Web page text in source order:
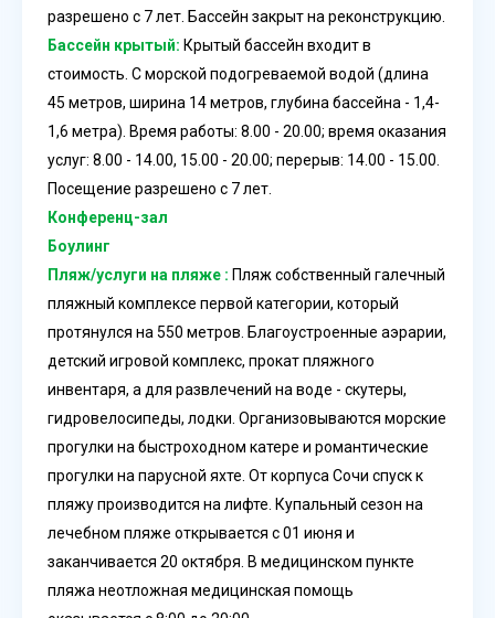
разрешено с 7 лет. Бассейн закрыт на реконструкцию.
Бассейн крытый: Крытый бассейн входит в
стоимость. С морской подогреваемой водой (длина
45 метров, ширина 14 метров, глубина бассейна - 1,4-
1,6 метра). Время работы: 8.00 - 20.00; время оказания
услуг: 8.00 - 14.00, 15.00 - 20.00; перерыв: 14.00 - 15.00.
Посещение разрешено с 7 лет.
Конференц-зал
Боулинг
Пляж/услуги на пляже : Пляж cобственный галечный
пляжный комплексе первой категории, который
протянулся на 550 метров. Благоустроенные аэрарии,
детский игровой комплекс, прокат пляжного
инвентаря, а для развлечений на воде - скутеры,
гидровелосипеды, лодки. Организовываются морские
прогулки на быстроходном катере и романтические
прогулки на парусной яхте. От корпуса Сочи спуск к
пляжу производится на лифте. Купальный сезон на
лечебном пляже открывается с 01 июня и
заканчивается 20 октября. В медицинском пункте
пляжа неотложная медицинская помощь